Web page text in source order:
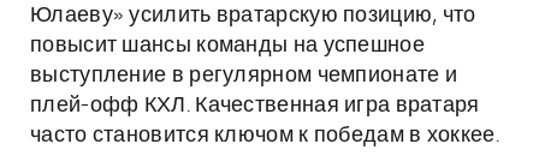
Юлаеву» усилить вратарскую позицию, что
повысит шансы команды на успешное
выступление в регулярном чемпионате и
плей-офф КХЛ. Качественная игра вратаря
часто становится ключом к победам в хоккее.